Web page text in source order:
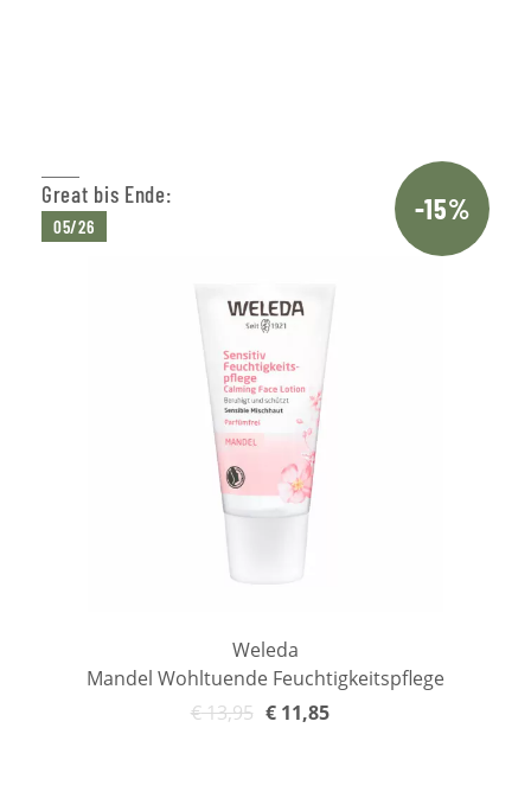
Great bis Ende:
05/26
-15%
Weleda
Mandel Wohltuende Feuchtigkeitspflege
€13,95 €11,85